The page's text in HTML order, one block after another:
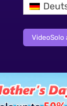
VideoSolo